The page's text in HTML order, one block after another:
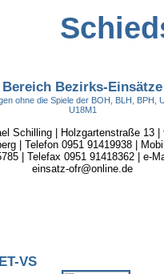
Bereich Bezirks-Einsätze
ohne die Spiele der BOH, BLH, BPH,
U18M1
Schilling | Holzgartenstraße 13 |
| Telefon 0951 91419938 |
| Telefax 0951 91418362 | e-
einsatz-ofr@online.de
VS